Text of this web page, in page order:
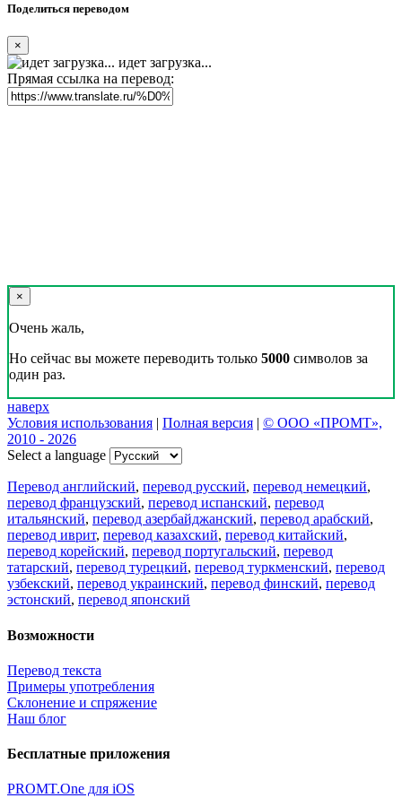
Поделиться переводом
×
идет загрузка...
Прямая ссылка на перевод:
×
Очень жаль,
Но сейчас вы можете переводить только 5000 символов за
один раз.
наверх
Условия использования | Полная версия | © ООО «ПРОМТ»,
2010 - 2026
Select a language
Перевод английский, перевод русский, перевод немецкий,
перевод французский, перевод испанский, перевод
итальянский, перевод азербайджанский, перевод арабский,
перевод иврит, перевод казахский, перевод китайский,
перевод корейский, перевод португальский, перевод
татарский, перевод турецкий, перевод туркменский, перевод
узбекский, перевод украинский, перевод финский, перевод
эстонский, перевод японский
Возможности
Перевод текста
Примеры употребления
Склонение и спряжение
Наш блог
Бесплатные приложения
PROMT.One для iOS